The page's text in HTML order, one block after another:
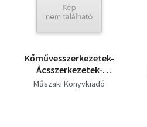
Kőművesszerkezetek-
Ácsszerkezetek-
Épületek szakipari
Műszaki Könyvkiadó